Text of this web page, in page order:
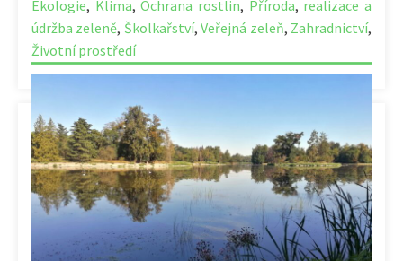
Ekologie, Klima,Ochrana rostlin, Příroda, realizace a
údržba zeleně, Školkařství,Veřejná zeleň, Zahradnictví,
Životní prostředí